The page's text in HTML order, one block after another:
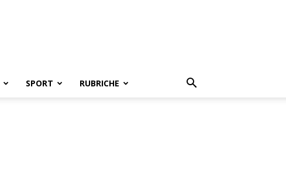
SPORT RUBRICHE